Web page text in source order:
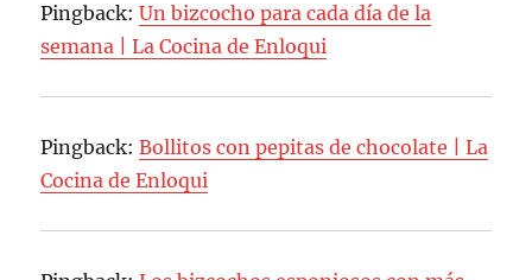
Pingback:Un bizcocho para cada día de la
semana | La Cocina de Enloqui
Pingback:Bollitos con pepitas de chocolate | La
Cocina de Enloqui